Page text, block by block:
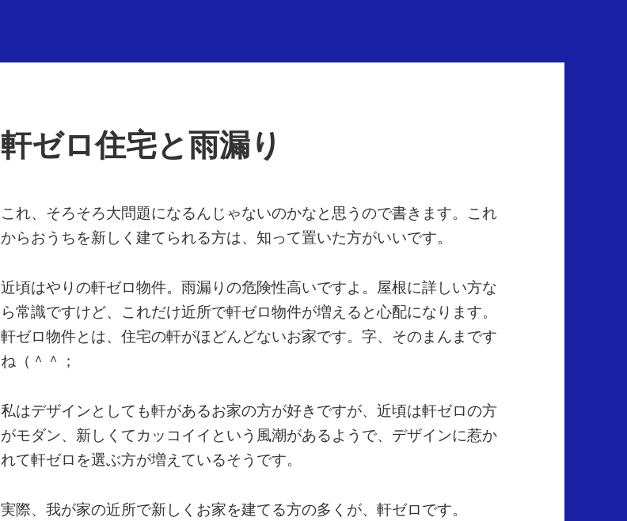
軒ゼロ住宅と雨漏り
これ、そろそろ大問題になるんじゃないのかなと思うので書きます。これ
からおうちを新しく建てられる方は、知って置いた方がいいです。
近頃はやりの軒ゼロ物件。雨漏りの危険性高いですよ。屋根に詳しい方な
ら常識ですけど、これだけ近所で軒ゼロ物件が増えると心配になります。
軒ゼロ物件とは、住宅の軒がほどんどないお家です。字、そのまんまです
ね（＾＾；
私はデザインとしても軒があるお家の方が好きですが、近頃は軒ゼロの方
がモダン、新しくてカッコイイという風潮があるようで、デザインに惹か
れて軒ゼロを選ぶ方が増えているそうです。
実際、我が家の近所で新しくお家を建てる方の多くが、軒ゼロです。